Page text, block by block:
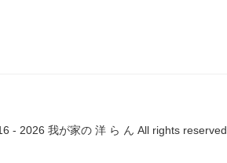
- 2026 我が家の 洋 ら ん All rights reserved.